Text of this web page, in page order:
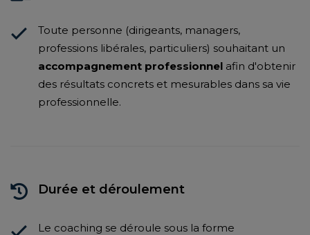
Toute personne (dirigeants, managers,
professions libérales, particuliers) souhaitant un
accompagnement professionnel afin d'obtenir
des résultats concrets et mesurables dans sa vie
professionnelle.
Durée et déroulement
Le coaching se déroule sous la forme